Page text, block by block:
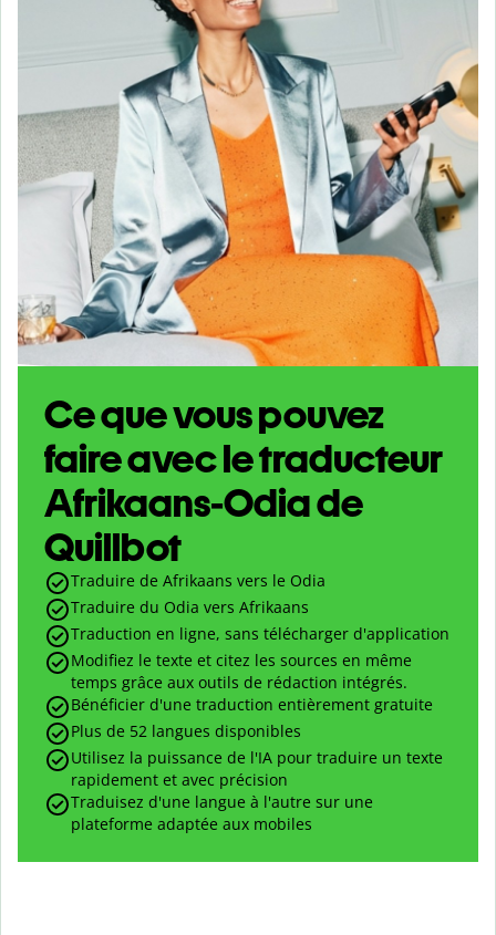
Ce que vous pouvez
faire avec le traducteur
Afrikaans-Odia de
Quillbot
Traduire de Afrikaans vers le Odia
Traduire du Odia vers Afrikaans
Traduction en ligne, sans télécharger d'application
Modifiez le texte et citez les sources en même
temps grâce aux outils de rédaction intégrés.
Bénéficier d'une traduction entièrement gratuite
Plus de 52 langues disponibles
Utilisez la puissance de l'IA pour traduire un texte
rapidement et avec précision
Traduisez d'une langue à l'autre sur une
plateforme adaptée aux mobiles